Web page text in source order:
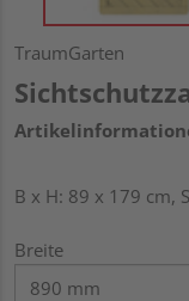
TraumGarten
B x H: 89 x 179 cm,
Breite